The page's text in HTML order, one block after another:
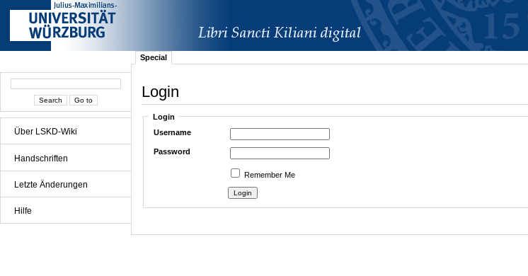
Über LSKD-Wiki
Handschriften
Letzte Änderungen
Hilfe
Special
Login
Login
Username
Password
Remember Me